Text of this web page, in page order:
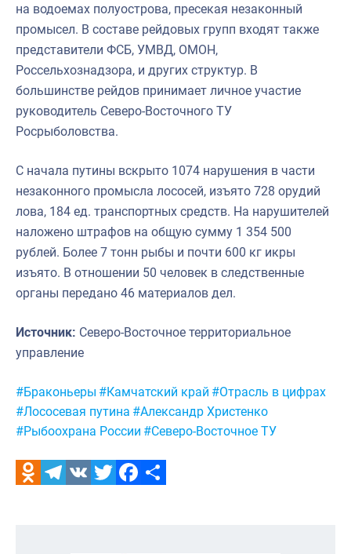
на водоемах полуострова, пресекая незаконный
промысел. В составе рейдовых групп входят также
представители ФСБ, УМВД, ОМОН,
Россельхознадзора, и других структур. В
большинстве рейдов принимает личное участие
руководитель Северо-Восточного ТУ
Росрыболовства.
С начала путины вскрыто 1074 нарушения в части
незаконного промысла лососей, изъято 728 орудий
лова, 184 ед. транспортных средств. На нарушителей
наложено штрафов на общую сумму 1 354 500
рублей. Более 7 тонн рыбы и почти 600 кг икры
изъято. В отношении 50 человек в следственные
органы передано 46 материалов дел.
Источник: Северо-Восточное территориальное
управление
Метки:
#Браконьеры #Камчатский край #Отрасль в цифрах
#Лососевая путина #Александр Христенко
#Рыбоохрана России #Северо-Восточное ТУ